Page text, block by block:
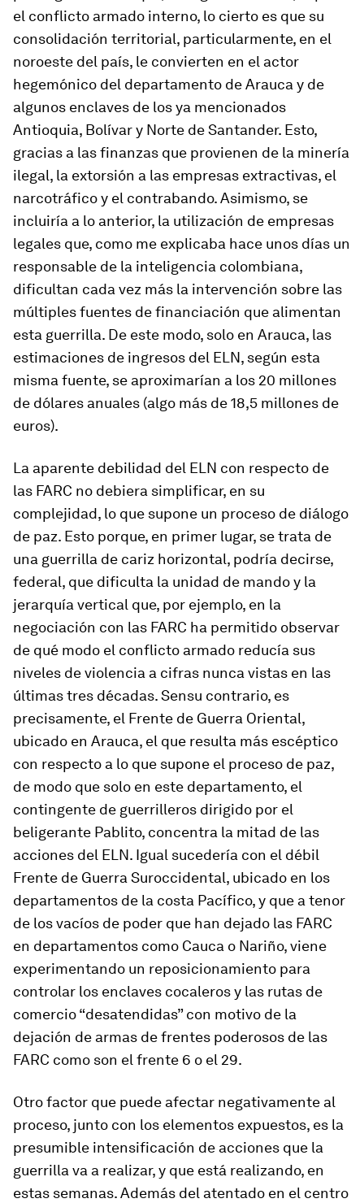
el conflicto armado interno, lo cierto es que su
consolidación territorial, particularmente, en el
noroeste del país, le convierten en el actor
hegemónico del departamento de Arauca y de
algunos enclaves de los ya mencionados
Antioquia, Bolívar y Norte de Santander. Esto,
gracias a las finanzas que provienen de la minería
ilegal, la extorsión a las empresas extractivas, el
narcotráfico y el contrabando. Asimismo, se
incluiría a lo anterior, la utilización de empresas
legales que, como me explicaba hace unos días un
responsable de la inteligencia colombiana,
dificultan cada vez más la intervención sobre las
múltiples fuentes de financiación que alimentan
esta guerrilla. De este modo, solo en Arauca, las
estimaciones de ingresos del ELN, según esta
misma fuente, se aproximarían a los 20 millones
de dólares anuales (algo más de 18,5 millones de
euros).
La aparente debilidad del ELN con respecto de
las FARC no debiera simplificar, en su
complejidad, lo que supone un proceso de diálogo
de paz. Esto porque, en primer lugar, se trata de
una guerrilla de cariz horizontal, podría decirse,
federal, que dificulta la unidad de mando y la
jerarquía vertical que, por ejemplo, en la
negociación con las FARC ha permitido observar
de qué modo el conflicto armado reducía sus
niveles de violencia a cifras nunca vistas en las
últimas tres décadas.Sensu contrario, es
precisamente, el Frente de Guerra Oriental,
ubicado en Arauca, el que resulta más escéptico
con respecto a lo que supone el proceso de paz,
de modo que solo en este departamento, el
contingente de guerrilleros dirigido por el
beligerante Pablito, concentra la mitad de las
acciones del ELN. Igual sucedería con el débil
Frente de Guerra Suroccidental, ubicado en los
departamentos de la costa Pacífico, y que a tenor
de los vacíos de poder que han dejado las FARC
en departamentos como Cauca o Nariño, viene
experimentando un reposicionamiento para
controlar los enclaves cocaleros y las rutas de
comercio “desatendidas” con motivo de la
dejación de armas de frentes poderosos de las
FARC como son el frente 6 o el 29.
Otro factor que puede afectar negativamente al
proceso, junto con los elementos expuestos, es la
presumible intensificación de acciones que la
guerrilla va a realizar, y que está realizando, en
estas semanas. Además del atentado en el centro